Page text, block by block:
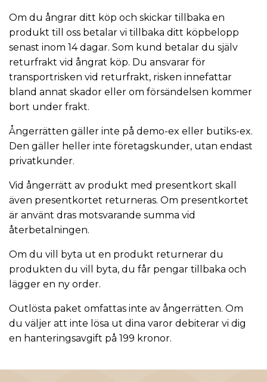
Om du ångrar ditt köp och skickar tillbaka en
produkt till oss betalar vi tillbaka ditt köpbelopp
senast inom 14 dagar. Som kund betalar du själv
returfrakt vid ångrat köp. Du ansvarar för
transportrisken vid returfrakt, risken innefattar
bland annat skador eller om försändelsen kommer
bort under frakt.
Ångerrätten gäller inte på demo-ex eller butiks-ex.
Den gäller heller inte företagskunder, utan endast
privatkunder.
Vid ångerrätt av produkt med presentkort skall
även presentkortet returneras. Om presentkortet
är använt dras motsvarande summa vid
återbetalningen.
Om du vill byta ut en produkt returnerar du
produkten du vill byta, du får pengar tillbaka och
lägger en ny order.
Outlösta paket omfattas inte av ångerrätten. Om
du väljer att inte lösa ut dina varor debiterar vi dig
en hanteringsavgift på 199 kronor.